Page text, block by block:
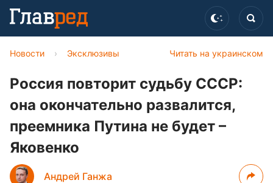
Читать на украинском
Новости › Эксклюзивы
Россия повторит судьбу СССР:
она окончательно развалится,
преемника Путина не будет –
Яковенко
Андрей Ганжа